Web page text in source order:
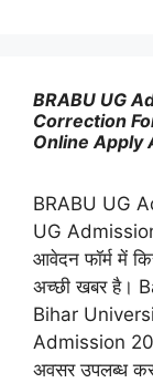
BRABU UG
Correction
Online Apply
BRABU UG
UG
आवेदन फॉर्म में
अच्छी खबर है।
Bihar
Admission
अवसर उपलब्ध